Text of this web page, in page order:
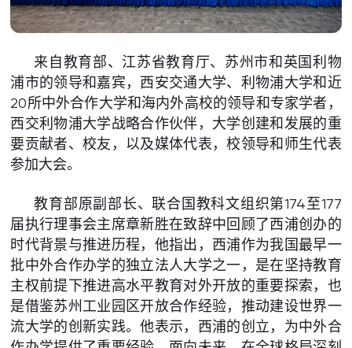
来自教育部、江苏省教育厅、苏州市和英国利物
浦市的领导和嘉宾，西安交通大学、利物浦大学和近
20所中外合作大学和海内外高校的领导和专家学者，
西交利物浦大学战略合作伙伴，大学创建和发展的重
要贡献者、校友，以及媒体代表，校领导和师生代表
参加大会。
教育部原副部长、联合国教科文组织第174至177
届执行理事会主席章新胜在致辞中回顾了西浦创办的
时代背景与推进历程，他指出，西浦作为我国最早一
批中外合作办学的独立法人大学之一，是在坚持教育
主权前提下推进高水平教育对外开放的重要探索，也
是借鉴苏州工业园区开放合作经验，推动建设世界一
流大学的创新实践。他表示，西浦的创立，为中外合